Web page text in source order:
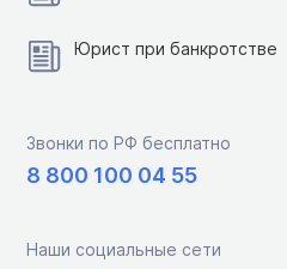
Юрист при банкротстве
Звонки по РФ бесплатно
8 800 100 04 55
Наши социальные сети